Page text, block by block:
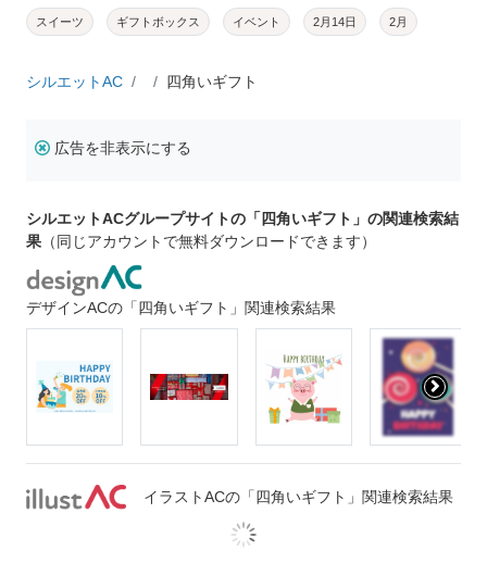
スイーツ ギフトボックス イベント 2月14日 2月
シルエットAC 四角いギフト
広告を非表示にする
シルエットACグループサイトの「四角いギフト」の関連検索結
果 （同じアカウントで無料ダウンロードできます）
デザインACの「四角いギフト」関連検索結果
イラストACの「四角いギフト」関連検索結果